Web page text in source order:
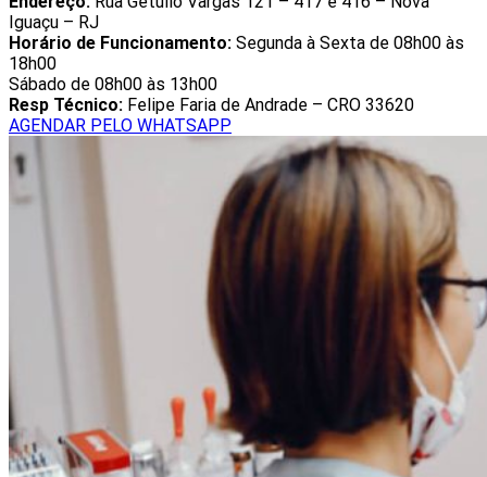
Iguaçu – RJ
Horário de Funcionamento: Segunda à Sexta de 08h00 às
18h00
Sábado de 08h00 às 13h00
Resp Técnico: Felipe Faria de Andrade – CRO 33620
AGENDAR PELO WHATSAPP